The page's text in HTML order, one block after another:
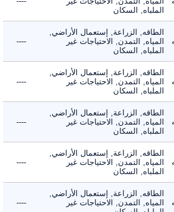
الملباه, السكان
الطاقه, الزراعة, إستعمال الأراضي,
المياه, التمدن, الاحتياجات غير
الملباه, السكان
----
الطاقه, الزراعة, إستعمال الأراضي,
المياه, التمدن, الاحتياجات غير
الملباه, السكان
----
الطاقه, الزراعة, إستعمال الأراضي,
المياه, التمدن, الاحتياجات غير
الملباه, السكان
----
الطاقه, الزراعة, إستعمال الأراضي,
المياه, التمدن, الاحتياجات غير
الملباه, السكان
----
الطاقه, الزراعة, إستعمال الأراضي,
المياه, التمدن, الاحتياجات غير
----